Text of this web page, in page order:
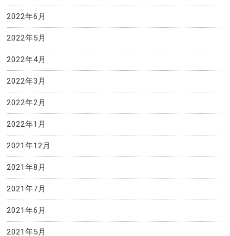
2022年6月
2022年5月
2022年4月
2022年3月
2022年2月
2022年1月
2021年12月
2021年8月
2021年7月
2021年6月
2021年5月